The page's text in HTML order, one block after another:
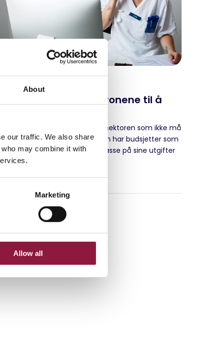
About
our traffic. We also share
may combine it with
Marketing
Allow all
5, 2022
som får helsekronene til å
finnes knapt noe sted i helsesektoren som ikke må
på hver krone. Og selv de som har budsjetter som
kunne kalt «romslige» må passe på sine utgifter
HELSE